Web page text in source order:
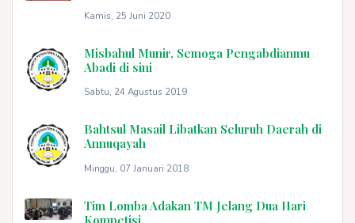
Kamis, 25 Juni 2020
Misbahul Munir, Semoga Pengabdianmu
Abadi di sini
Sabtu, 24 Agustus 2019
Bahtsul Masail Libatkan Seluruh Daerah di
Annuqayah
Minggu, 07 Januari 2018
Tim Lomba Adakan TM Jelang Dua Hari
Kompetisi